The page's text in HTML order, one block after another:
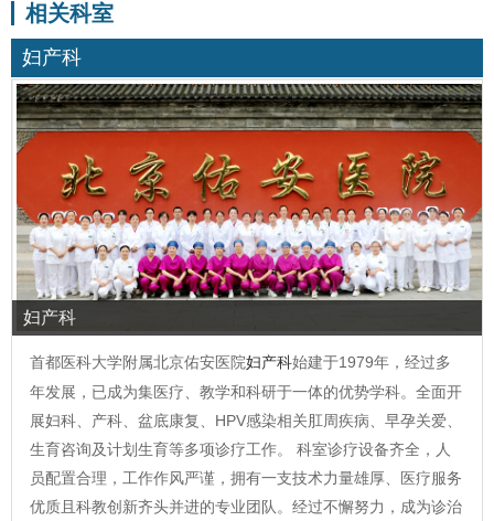
相关科室
妇产科
妇产科
首都医科大学附属北京佑安医院妇产科始建于1979年，经过多
年发展，已成为集医疗、教学和科研于一体的优势学科。全面开
展妇科、产科、盆底康复、HPV感染相关肛周疾病、早孕关爱、
生育咨询及计划生育等多项诊疗工作。 科室诊疗设备齐全，人
员配置合理，工作作风严谨，拥有一支技术力量雄厚、医疗服务
优质且科教创新齐头并进的专业团队。经过不懈努力，成为诊治